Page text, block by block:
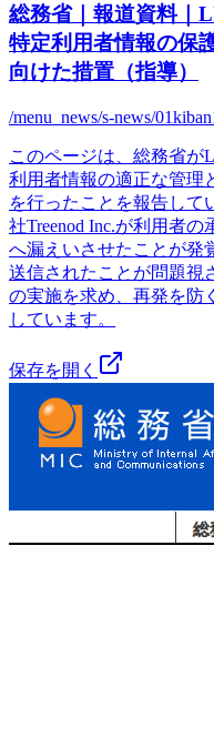
総務省｜報道資料｜
特定利用者情報の保
向けた措置（指導）
/menu_news/s-news/
このページは、総務省が
利用者情報の適正な管理
を行ったことを報告して
社Treenod Inc.が利用者
へ漏えいさせたことが発
送信されたことが問題視
の実施を求め、再発を防
しています。
保存を開く